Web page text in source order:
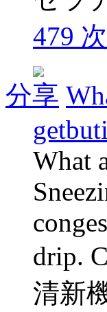
479
分享
What
drip.
清新